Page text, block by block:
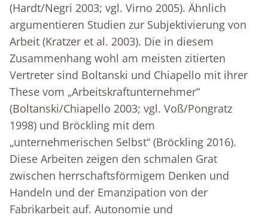
(Hardt/Negri 2003; vgl. Virno 2005). Ähnlich
argumentieren Studien zur Subjektivierung von
Arbeit (Kratzer et al. 2003). Die in diesem
Zusammenhang wohl am meisten zitierten
Vertreter sind Boltanski und Chiapello mit ihrer
These vom „Arbeitskraftunternehmer“
(Boltanski/Chiapello 2003; vgl. Voß/Pongratz
1998) und Bröckling mit dem
„unternehmerischen Selbst“ (Bröckling 2016).
Diese Arbeiten zeigen den schmalen Grat
zwischen herrschaftsförmigem Denken und
Handeln und der Emanzipation von der
Fabrikarbeit auf. Autonomie und